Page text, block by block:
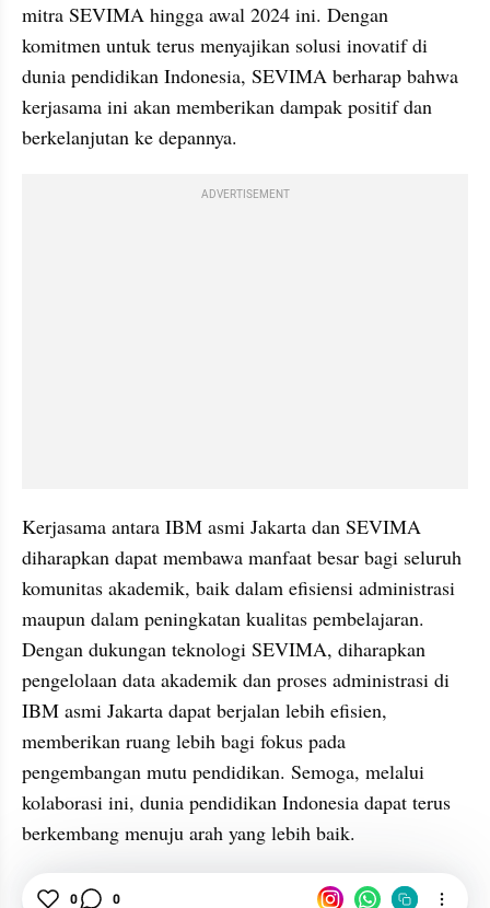
mitra SEVIMA hingga awal 2024 ini. Dengan
komitmen untuk terus menyajikan solusi inovatif di
dunia pendidikan Indonesia, SEVIMA berharap bahwa
kerjasama ini akan memberikan dampak positif dan
berkelanjutan ke depannya.
ADVERTISEMENT
Kerjasama antara IBM asmi Jakarta dan SEVIMA
diharapkan dapat membawa manfaat besar bagi seluruh
komunitas akademik, baik dalam efisiensi administrasi
maupun dalam peningkatan kualitas pembelajaran.
Dengan dukungan teknologi SEVIMA, diharapkan
pengelolaan data akademik dan proses administrasi di
IBM asmi Jakarta dapat berjalan lebih efisien,
memberikan ruang lebih bagi fokus pada
pengembangan mutu pendidikan. Semoga, melalui
kolaborasi ini, dunia pendidikan Indonesia dapat terus
berkembang menuju arah yang lebih baik.
IBM Jakarta
0 0